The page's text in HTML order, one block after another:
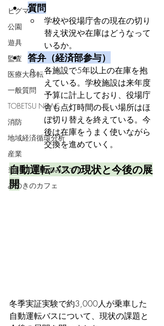
ヒグマ
公園
遊具
監査
医療大移転
一般質問
TOBETSU NEWS
消防
地域経済循環分析
産業
当別2050へのみちすじ
みのきのカフェ
質問
学校や役場庁舎の現在の切り
替え状況や在庫はどうなって
いるか。
答弁（経済部参与）
各施設で5年以上の在庫を抱
えている。学校施設は来年度
予算に計上しており、役場庁
舎も点灯時間の長い場所はほ
ぼ切り替えを終えている。今
後は在庫をうまく使いながら
交換を進めていく。
自動運転バスの現状と今後の展
開
冬季実証実験で約3,000人が乗車した
自動運転バスについて、現状の課題と